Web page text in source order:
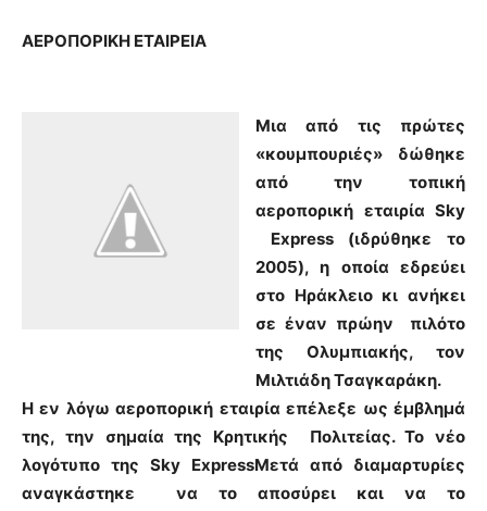
ΑΕΡΟΠΟΡΙΚΗ ΕΤΑΙΡΕΙΑ
Μια από τις πρώτες
«κουμπουριές» δώθηκε
από την τοπική
αεροπορική εταιρία Sky
Express (ιδρύθηκε το
2005), η οποία εδρεύει
στο Ηράκλειο κι ανήκει
σε έναν πρώην πιλότο
της Ολυμπιακής, τον
Μιλτιάδη Τσαγκαράκη.
Η εν λόγω αεροπορική εταιρία επέλεξε ως έμβλημά
της, την σημαία της Κρητικής Πολιτείας. Το νέο
λογότυπο της Sky ExpressΜετά από διαμαρτυρίες
αναγκάστηκε να το αποσύρει και να το